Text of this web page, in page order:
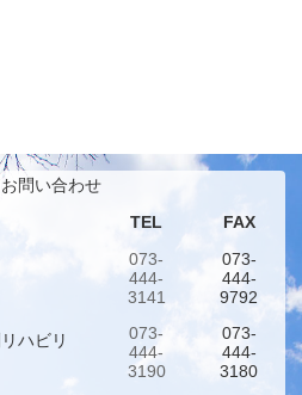
お問い合わせ
TEL FAX
073-
444-
3141
073-
444-
9792
ハビリ
073-
444-
3190
073-
444-
3180